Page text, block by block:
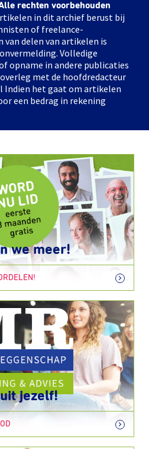
rechten voorbehouden
in dit archief berust bij
of freelance-
van delen van artikelen is
Volledige
opname in andere publicaties
met de hoofdredacteur
Indien het gaat om artikelen
een bedrag in rekening
we meer!
jezelf!